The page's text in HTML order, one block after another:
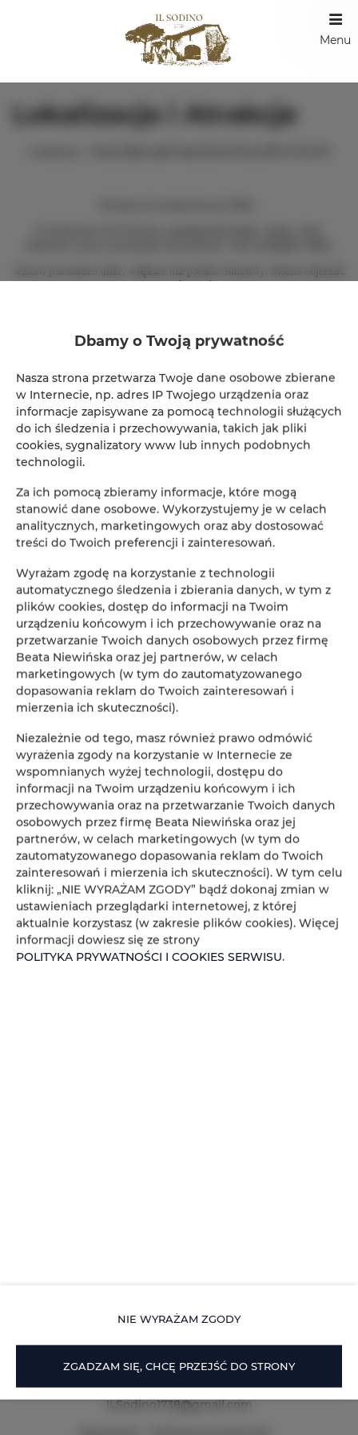
Menu
Lokalizacja i Atrakcje
ś ą ś
jest wiele winnic, gajów oliwnych, ma ł
Tużza jeziorem znajduje się Toskania. Wprost z domu, widoczny jest
toska
ski wulkan – Monte Amiata
Odległoś ci: Cortona 25km, Montepulciano 40km, Pienza 70km. Arezzo
60km, Siena 80km, Montalcino 85km Perugia 25km, Asy
Florencja 130km, Castiglione del Lago 20km,
Najbliższe lotnisko jest w Perugii 25km,
Rzym 180km,
Wulkan Monte Amiata widoczny z domu ok 90km -świetne trasy
narciarskie.
Dobry dojazd samochodem z Polski. Bardzo dobry dojazd z autostrady –
kilka minut. Atrakcje: Miasta historii i sztuki, góry, jezioro, rowery,
żeglowanie, kąpiele w jeziorze, bieganie, trekking, joga, gotowanie
włoskie jedzenie i stylżycia
Za co pokochacie to miejsce?
- niezależne apartamenty z własnymi kuchniami iłazienkami,
- bliskośćjeziora,
- lokalizacja panoramiczna na wgórzu,
- basen infinity ze słonąwodą
- lokalizacja w sercu Włoch (Umbria, w pobliż u Toskania),
- blisko cywilizacji ale cicho i ustronnie,
- niezależne i dyskretne apartamenty,
- bliskie knajpki,
- duży wewnętrzny zamkni ęty parking,
- ś wietna siećdróg i komunikacji,
- w są siedzwtwie natury,
- promenada nad jeziorem,
- park wodny blisko,
- okolica objęta prawnąochronąkrajobrazu
Check-in 16:00-20:00
Via del Sodino 4, 06063 San Feliciano
+39 348 719 67 09
ILSodino1738@gmail.com
Dbamy o Twoją prywatność
Nasza strona przetwarza Twoje dane osobowe zbierane
w Internecie, np. adres IP Twojego urządzenia oraz
informacje zapisywane za pomocą technologii służących
do ich śledzenia i przechowywania, takich jak pliki
cookies, sygnalizatory www lub innych podobnych
technologii.
Za ich pomocą zbieramy informacje, które mogą
stanowić dane osobowe. Wykorzystujemy je w celach
analitycznych, marketingowych oraz aby dostosować
treści do Twoich preferencji i zainteresowań.
Wyrażam zgodę na korzystanie z technologii
automatycznego śledzenia i zbierania danych, w tym z
plików cookies, dostęp do informacji na Twoim
urządzeniu końcowym i ich przechowywanie oraz na
przetwarzanie Twoich danych osobowych przez firmę
Beata Niewińska oraz jej partnerów, w celach
marketingowych (w tym do zautomatyzowanego
dopasowania reklam do Twoich zainteresowań i
mierzenia ich skuteczności).
Niezależnie od tego, masz również prawo odmówić
wyrażenia zgody na korzystanie w Internecie ze
wspomnianych wyżej technologii, dostępu do
informacji na Twoim urządzeniu końcowym i ich
przechowywania oraz na przetwarzanie Twoich danych
osobowych przez firmę Beata Niewińska oraz jej
partnerów, w celach marketingowych (w tym do
zautomatyzowanego dopasowania reklam do Twoich
zainteresowań i mierzenia ich skuteczności). W tym celu
kliknij: „NIE WYRAŻAM ZGODY” bądź dokonaj zmian w
ustawieniach przeglądarki internetowej, z której
aktualnie korzystasz (w zakresie plików cookies). Więcej
informacji dowiesz się ze strony
POLITYKA PRYWATNOŚCI I COOKIES SERWISU.
NIE WYRAŻAM ZGODY
ZGADZAM SIĘ, CHCĘ PRZEJŚĆ DO STRONY